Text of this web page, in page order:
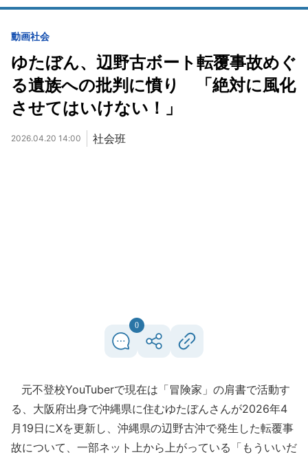
動画社会
ゆたぼん、辺野古ボート転覆事故めぐ
る遺族への批判に憤り 「絶対に風化
させてはいけない！」
2026.04.20 14:00 社会班
0
元不登校YouTuberで現在は「冒険家」の肩書で活動す
る、大阪府出身で沖縄県に住むゆたぼんさんが2026年4
月19日にXを更新し、沖縄県の辺野古沖で発生した転覆事
故について、一部ネット上から上がっている「もういいだ